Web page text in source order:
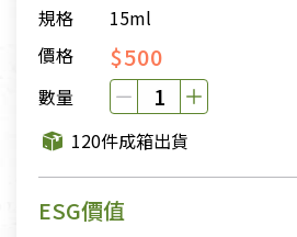
規格
15ml
價格
$500
數量
120件成箱出貨
ESG價值